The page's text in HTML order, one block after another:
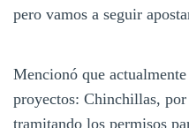
pero vamos a seguir
Mencionó que
proyectos: Chinchillas,
tramitando los permisos